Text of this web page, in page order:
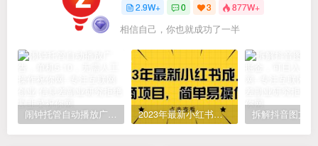
2.9W+ 0 3 877W+
相信自己，你也就成功了一半
闹钟托管自动播放广告，单机5-10，无需人工操作 2023年最新小红书成人电商项目，简单易操作【详细教程】